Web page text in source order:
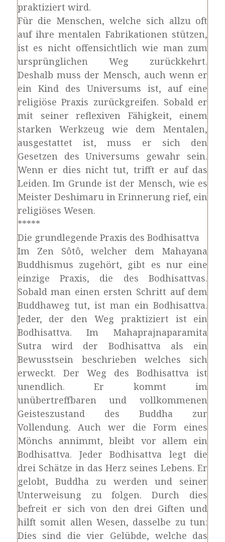
praktiziert wird.
Für die Menschen, welche sich allzu oft
auf ihre mentalen Fabrikationen stützen,
ist es nicht offensichtlich wie man zum
ursprünglichen Weg zurückkehrt.
Deshalb muss der Mensch, auch wenn er
ein Kind des Universums ist, auf eine
religiöse Praxis zurückgreifen. Sobald er
mit seiner reflexiven Fähigkeit, einem
starken Werkzeug wie dem Mentalen,
ausgestattet ist, muss er sich den
Gesetzen des Universums gewahr sein.
Wenn er dies nicht tut, trifft er auf das
Leiden. Im Grunde ist der Mensch, wie es
Meister Deshimaru in Erinnerung rief, ein
religiöses Wesen.
*****
Die grundlegende Praxis des Bodhisattva
Im Zen Sôtô, welcher dem Mahayana
Buddhismus zugehört, gibt es nur eine
einzige Praxis, die des Bodhisattvas.
Sobald man einen ersten Schritt auf dem
Buddhaweg tut, ist man ein Bodhisattva.
Jeder, der den Weg praktiziert ist ein
Bodhisattva. Im Mahaprajnaparamita
Sutra wird der Bodhisattva als ein
Bewusstsein beschrieben welches sich
erweckt. Der Weg des Bodhisattva ist
unendlich. Er kommt im
unübertreffbaren und vollkommenen
Geisteszustand des Buddha zur
Vollendung. Auch wer die Form eines
Mönchs annimmt, bleibt vor allem ein
Bodhisattva. Jeder Bodhisattva legt die
drei Schätze in das Herz seines Lebens. Er
gelobt, Buddha zu werden und seiner
Unterweisung zu folgen. Durch dies
befreit er sich von den drei Giften und
hilft somit allen Wesen, dasselbe zu tun:
Dies sind die vier Gelübde, welche das